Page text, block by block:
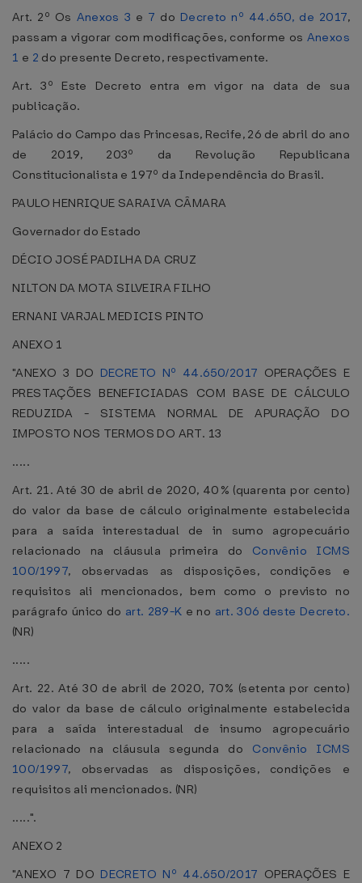
Art. 2º Os Anexos 3 e 7 do Decreto nº 44.650, de 2017,
passam a vigorar com modificações, conforme os Anexos
1 e 2 do presente Decreto, respectivamente.
Art. 3º Este Decreto entra em vigor na data de sua
publicação.
Palácio do Campo das Princesas, Recife, 26 de abril do ano
de 2019, 203º da Revolução Republicana
Constitucionalista e 197º da Independência do Brasil.
PAULO HENRIQUE SARAIVA CÂMARA
Governador do Estado
DÉCIO JOSÉ PADILHA DA CRUZ
NILTON DA MOTA SILVEIRA FILHO
ERNANI VARJAL MEDICIS PINTO
ANEXO 1
"ANEXO 3 DO DECRETO Nº 44.650/2017 OPERAÇÕES E
PRESTAÇÕES BENEFICIADAS COM BASE DE CÁLCULO
REDUZIDA - SISTEMA NORMAL DE APURAÇÃO DO
IMPOSTO NOS TERMOS DO ART. 13
.....
Art. 21. Até 30 de abril de 2020, 40% (quarenta por cento)
do valor da base de cálculo originalmente estabelecida
para a saída interestadual de in sumo agropecuário
relacionado na cláusula primeira do Convênio ICMS
100/1997, observadas as disposições, condições e
requisitos ali mencionados, bem como o previsto no
parágrafo único do art. 289-K e no art. 306 deste Decreto.
(NR)
.....
Art. 22. Até 30 de abril de 2020, 70% (setenta por cento)
do valor da base de cálculo originalmente estabelecida
para a saída interestadual de insumo agropecuário
relacionado na cláusula segunda do Convênio ICMS
100/1997, observadas as disposições, condições e
requisitos ali mencionados. (NR)
.....".
ANEXO 2
"ANEXO 7 DO DECRETO Nº 44.650/2017 OPERAÇÕES E